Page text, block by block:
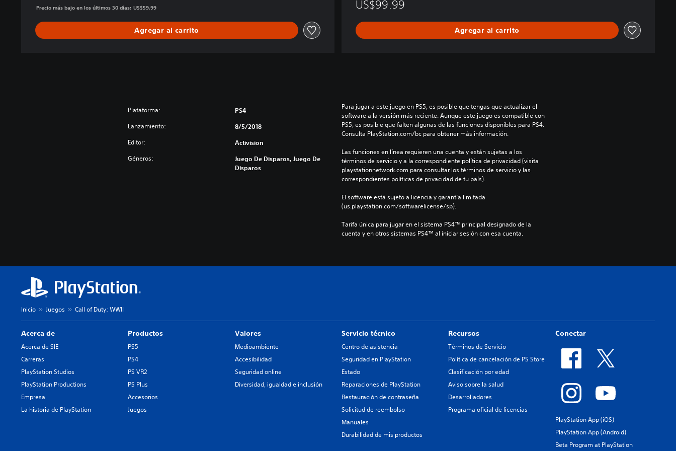
Precio más bajo en los últimos 30 días: US$59.99
Agregar al carrito
e
l
u
e
US$99.99
Agregar al carrito
Plataforma: PS4
Lanzamiento: 8/5/2018
Editor: Activision
Géneros:
Juego De Disparos, Juego De
Disparos
Para jugar a este juego en PS5, es posible que tengas que actualizar el
software a la versión más reciente. Aunque este juego es compatible con
PS5, es posible que falten algunas de las funciones disponibles para PS4.
Consulta PlayStation.com/bc para obtener más información.
Las funciones en línea requieren una cuenta y están sujetas a los
términos de servicio y a la correspondiente política de privacidad (visita
playstationnetwork.com para consultar los términos de servicio y las
correspondientes políticas de privacidad de tu país).
El software está sujeto a licencia y garantía limitada
(us.playstation.com/softwarelicense/sp).
Tarifa única para jugar en el sistema PS4™ principal designado de la
cuenta y en otros sistemas PS4™ al iniciar sesión con esa cuenta.
Inicio Juegos Call of Duty: WWII
Acerca de
Acerca de SIE
Carreras
PlayStation Studios
PlayStation Productions
Empresa
La historia de PlayStation
Productos
PS5
PS4
PS VR2
PS Plus
Accesorios
Juegos
Valores
Medioambiente
Accesibilidad
Seguridad online
Diversidad, igualdad e inclusión
Servicio técnico
Centro de asistencia
Seguridad en PlayStation
Estado
Reparaciones de PlayStation
Restauración de contraseña
Solicitud de reembolso
Manuales
Durabilidad de mis productos
Recursos
Términos de Servicio
Política de cancelación de PS Store
Clasificación por edad
Aviso sobre la salud
Desarrolladores
Programa oficial de licencias
Conectar
PlayStation App (iOS)
PlayStation App (Android)
Beta Program at PlayStation